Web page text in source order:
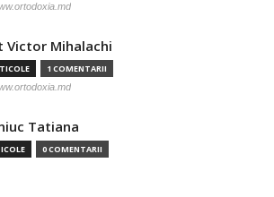
Victor Mihalachi
1 COMENTARII
Tatiana
0 COMENTARII